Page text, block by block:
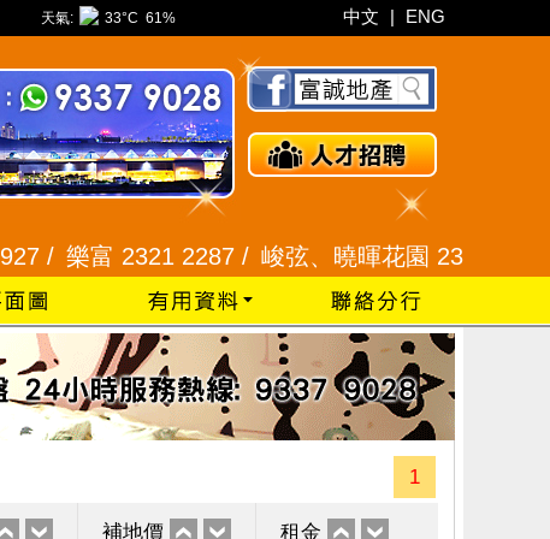
天氣: 33°C 61% 中文 | ENG
樂富 2321 2287 /峻弦、曉暉花園 2345 1286 /
1
補地價 租金